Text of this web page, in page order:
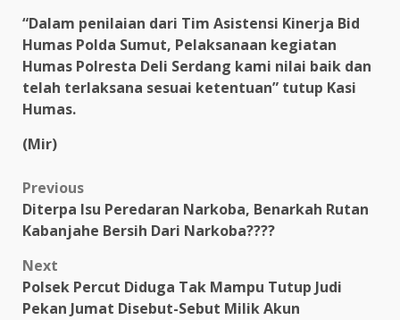
“Dalam penilaian dari Tim Asistensi Kinerja Bid
Humas Polda Sumut, Pelaksanaan kegiatan
Humas Polresta Deli Serdang kami nilai baik dan
telah terlaksana sesuai ketentuan” tutup Kasi
Humas.
(Mir)
Post
navigation
Previous
Diterpa Isu Peredaran Narkoba, Benarkah Rutan
Kabanjahe Bersih Dari Narkoba????
Next
Polsek Percut Diduga Tak Mampu Tutup Judi
Pekan Jumat Disebut-Sebut Milik Akun